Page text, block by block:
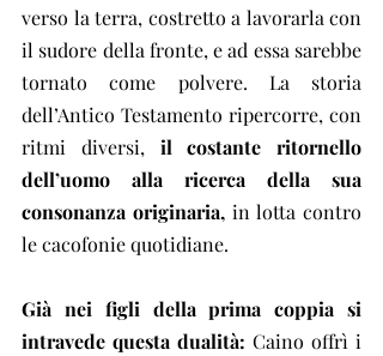
verso la terra, costretto a lavorarla con
il sudore della fronte, e ad essa sarebbe
tornato come polvere. La storia
dell’Antico Testamento ripercorre, con
ritmi diversi, il costante ritornello
dell’uomo alla ricerca della sua
consonanza originaria, in lotta contro
le cacofonie quotidiane.
Già nei figli della prima coppia si
intravede questa dualità: Caino offrì i